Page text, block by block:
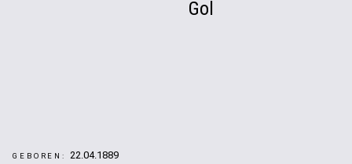
Gol
GEBOREN: 22.04.1889